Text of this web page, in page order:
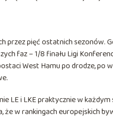
pięć ostatnich sezonów.
faz – 1/8 finału Ligi
West Hamu po drodze, po
LE i LKE praktycznie w
że w rankingach europejskich